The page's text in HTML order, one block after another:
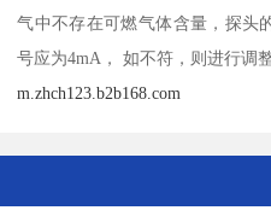
气中不存在可燃气体含量，探头
号应为4mA， 如不符，则进行调
m.zhch123.b2b168.com